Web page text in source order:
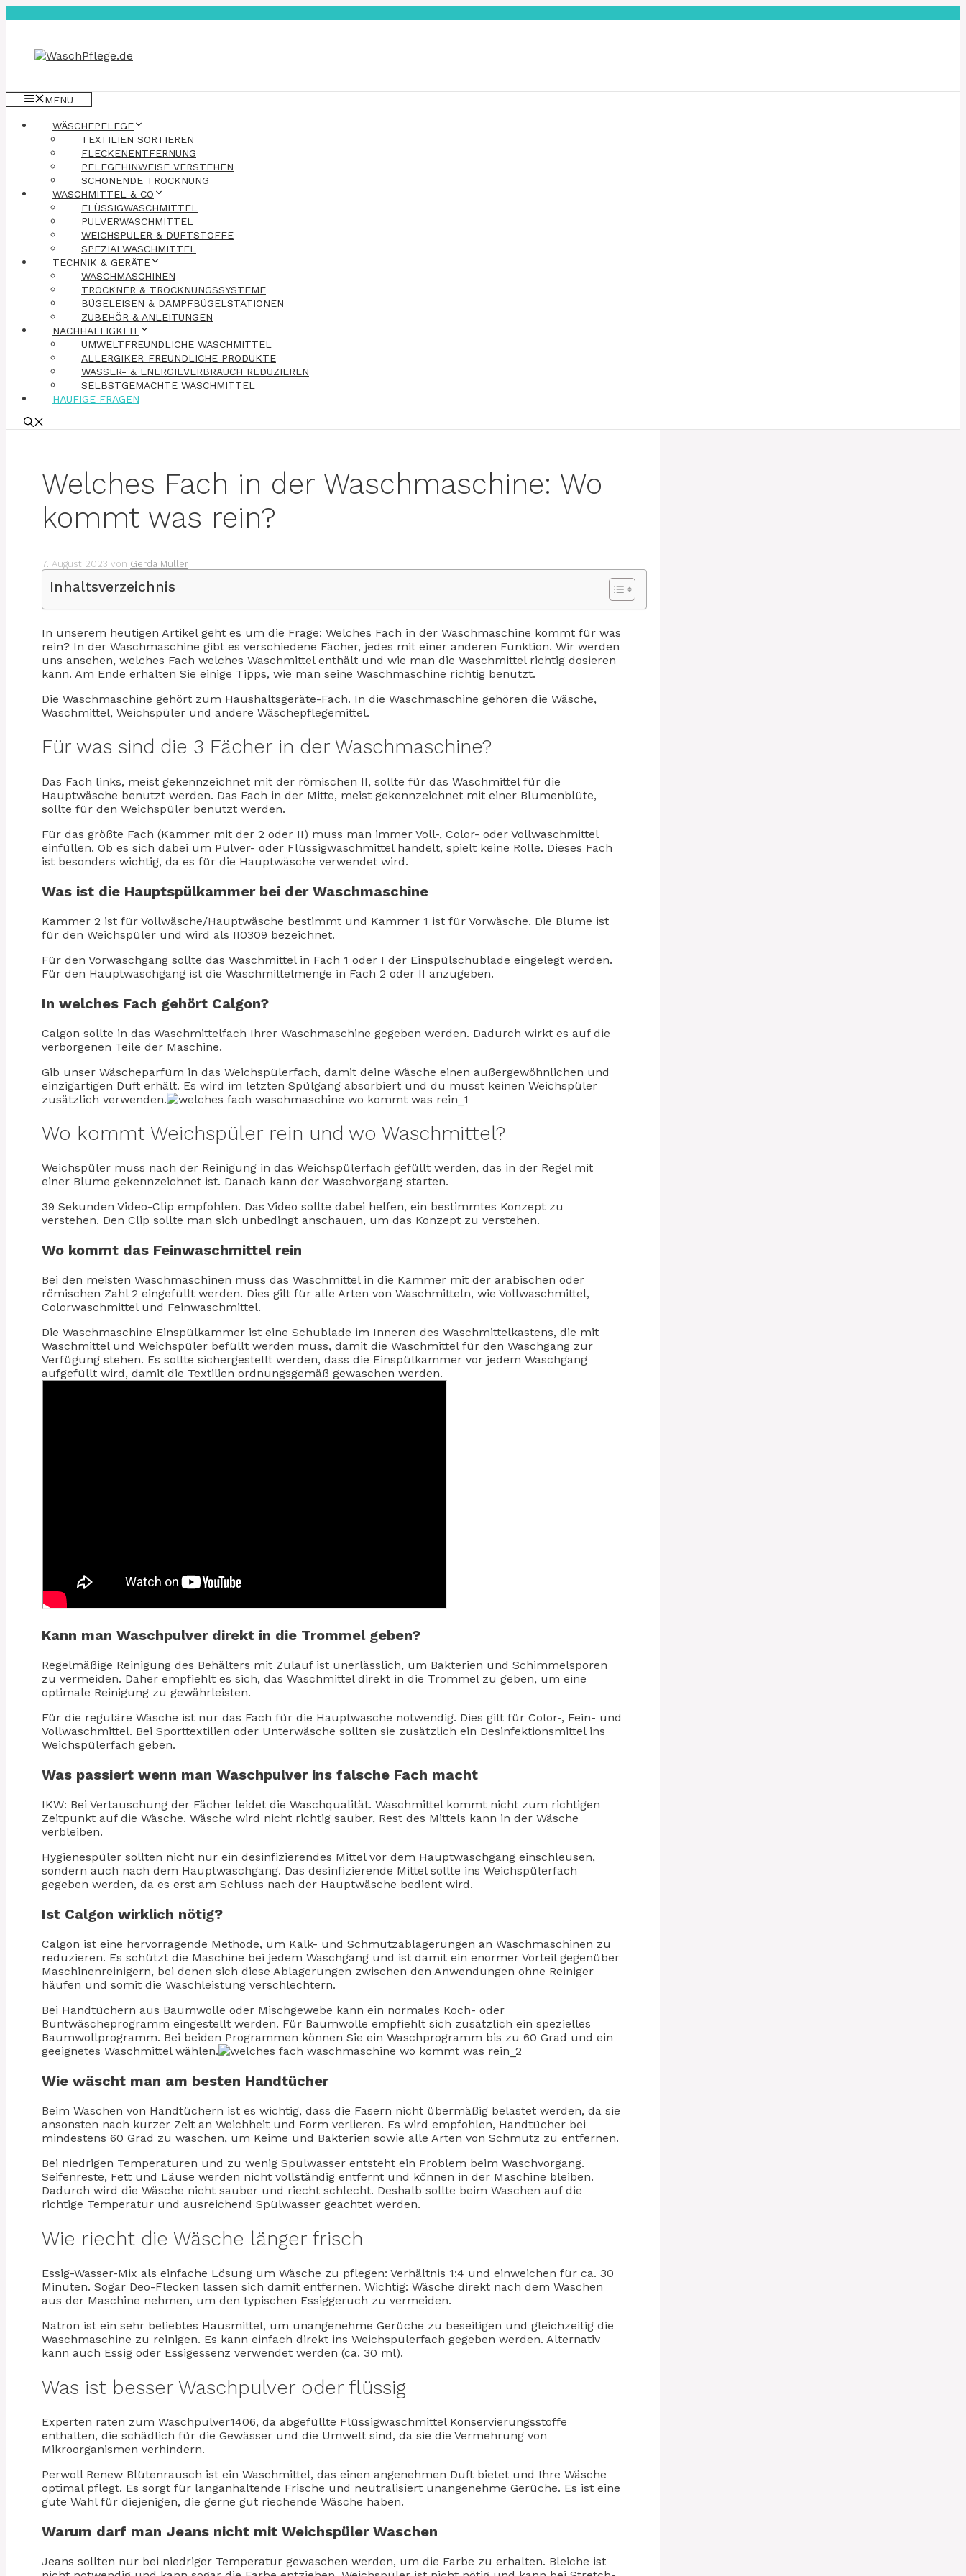
MENÜ
WÄSCHEPFLEGE
TEXTILIEN SORTIEREN
FLECKENENTFERNUNG
PFLEGEHINWEISE VERSTEHEN
SCHONENDE TROCKNUNG
WASCHMITTEL & CO
FLÜSSIGWASCHMITTEL
PULVERWASCHMITTEL
WEICHSPÜLER & DUFTSTOFFE
SPEZIALWASCHMITTEL
TECHNIK & GERÄTE
WASCHMASCHINEN
TROCKNER & TROCKNUNGSSYSTEME
BÜGELEISEN & DAMPFBÜGELSTATIONEN
ZUBEHÖR & ANLEITUNGEN
NACHHALTIGKEIT
UMWELTFREUNDLICHE WASCHMITTEL
ALLERGIKER-FREUNDLICHE PRODUKTE
WASSER- & ENERGIEVERBRAUCH REDUZIEREN
SELBSTGEMACHTE WASCHMITTEL
HÄUFIGE FRAGEN
Welches Fach in der Waschmaschine: Wo
kommt was rein?
7. August 2023 von Gerda Müller
Inhaltsverzeichnis
In unserem heutigen Artikel geht es um die Frage: Welches Fach in der Waschmaschine kommt für was
rein? In der Waschmaschine gibt es verschiedene Fächer, jedes mit einer anderen Funktion. Wir werden
uns ansehen, welches Fach welches Waschmittel enthält und wie man die Waschmittel richtig dosieren
kann. Am Ende erhalten Sie einige Tipps, wie man seine Waschmaschine richtig benutzt.
Die Waschmaschine gehört zum Haushaltsgeräte-Fach. In die Waschmaschine gehören die Wäsche,
Waschmittel, Weichspüler und andere Wäschepflegemittel.
Für was sind die 3 Fächer in der Waschmaschine?
Das Fach links, meist gekennzeichnet mit der römischen II, sollte für das Waschmittel für die
Hauptwäsche benutzt werden. Das Fach in der Mitte, meist gekennzeichnet mit einer Blumenblüte,
sollte für den Weichspüler benutzt werden.
Für das größte Fach (Kammer mit der 2 oder II) muss man immer Voll-, Color- oder Vollwaschmittel
einfüllen. Ob es sich dabei um Pulver- oder Flüssigwaschmittel handelt, spielt keine Rolle. Dieses Fach
ist besonders wichtig, da es für die Hauptwäsche verwendet wird.
Was ist die Hauptspülkammer bei der Waschmaschine
Kammer 2 ist für Vollwäsche/Hauptwäsche bestimmt und Kammer 1 ist für Vorwäsche. Die Blume ist
für den Weichspüler und wird als II0309 bezeichnet.
Für den Vorwaschgang sollte das Waschmittel in Fach 1 oder I der Einspülschublade eingelegt werden.
Für den Hauptwaschgang ist die Waschmittelmenge in Fach 2 oder II anzugeben.
In welches Fach gehört Calgon?
Calgon sollte in das Waschmittelfach Ihrer Waschmaschine gegeben werden. Dadurch wirkt es auf die
verborgenen Teile der Maschine.
Gib unser Wäscheparfüm in das Weichspülerfach, damit deine Wäsche einen außergewöhnlichen und
einzigartigen Duft erhält. Es wird im letzten Spülgang absorbiert und du musst keinen Weichspüler
zusätzlich verwenden.
Wo kommt Weichspüler rein und wo Waschmittel?
Weichspüler muss nach der Reinigung in das Weichspülerfach gefüllt werden, das in der Regel mit
einer Blume gekennzeichnet ist. Danach kann der Waschvorgang starten.
39 Sekunden Video-Clip empfohlen. Das Video sollte dabei helfen, ein bestimmtes Konzept zu
verstehen. Den Clip sollte man sich unbedingt anschauen, um das Konzept zu verstehen.
Wo kommt das Feinwaschmittel rein
Bei den meisten Waschmaschinen muss das Waschmittel in die Kammer mit der arabischen oder
römischen Zahl 2 eingefüllt werden. Dies gilt für alle Arten von Waschmitteln, wie Vollwaschmittel,
Colorwaschmittel und Feinwaschmittel.
Die Waschmaschine Einspülkammer ist eine Schublade im Inneren des Waschmittelkastens, die mit
Waschmittel und Weichspüler befüllt werden muss, damit die Waschmittel für den Waschgang zur
Verfügung stehen. Es sollte sichergestellt werden, dass die Einspülkammer vor jedem Waschgang
aufgefüllt wird, damit die Textilien ordnungsgemäß gewaschen werden.
Kann man Waschpulver direkt in die Trommel geben?
Regelmäßige Reinigung des Behälters mit Zulauf ist unerlässlich, um Bakterien und Schimmelsporen
zu vermeiden. Daher empfiehlt es sich, das Waschmittel direkt in die Trommel zu geben, um eine
optimale Reinigung zu gewährleisten.
Für die reguläre Wäsche ist nur das Fach für die Hauptwäsche notwendig. Dies gilt für Color-, Fein- und
Vollwaschmittel. Bei Sporttextilien oder Unterwäsche sollten sie zusätzlich ein Desinfektionsmittel ins
Weichspülerfach geben.
Was passiert wenn man Waschpulver ins falsche Fach macht
IKW: Bei Vertauschung der Fächer leidet die Waschqualität. Waschmittel kommt nicht zum richtigen
Zeitpunkt auf die Wäsche. Wäsche wird nicht richtig sauber, Rest des Mittels kann in der Wäsche
verbleiben.
Hygienespüler sollten nicht nur ein desinfizierendes Mittel vor dem Hauptwaschgang einschleusen,
sondern auch nach dem Hauptwaschgang. Das desinfizierende Mittel sollte ins Weichspülerfach
gegeben werden, da es erst am Schluss nach der Hauptwäsche bedient wird.
Ist Calgon wirklich nötig?
Calgon ist eine hervorragende Methode, um Kalk- und Schmutzablagerungen an Waschmaschinen zu
reduzieren. Es schützt die Maschine bei jedem Waschgang und ist damit ein enormer Vorteil gegenüber
Maschinenreinigern, bei denen sich diese Ablagerungen zwischen den Anwendungen ohne Reiniger
häufen und somit die Waschleistung verschlechtern.
Bei Handtüchern aus Baumwolle oder Mischgewebe kann ein normales Koch- oder
Buntwäscheprogramm eingestellt werden. Für Baumwolle empfiehlt sich zusätzlich ein spezielles
Baumwollprogramm. Bei beiden Programmen können Sie ein Waschprogramm bis zu 60 Grad und ein
geeignetes Waschmittel wählen.
Wie wäscht man am besten Handtücher
Beim Waschen von Handtüchern ist es wichtig, dass die Fasern nicht übermäßig belastet werden, da sie
ansonsten nach kurzer Zeit an Weichheit und Form verlieren. Es wird empfohlen, Handtücher bei
mindestens 60 Grad zu waschen, um Keime und Bakterien sowie alle Arten von Schmutz zu entfernen.
Bei niedrigen Temperaturen und zu wenig Spülwasser entsteht ein Problem beim Waschvorgang.
Seifenreste, Fett und Läuse werden nicht vollständig entfernt und können in der Maschine bleiben.
Dadurch wird die Wäsche nicht sauber und riecht schlecht. Deshalb sollte beim Waschen auf die
richtige Temperatur und ausreichend Spülwasser geachtet werden.
Wie riecht die Wäsche länger frisch
Essig-Wasser-Mix als einfache Lösung um Wäsche zu pflegen: Verhältnis 1:4 und einweichen für ca. 30
Minuten. Sogar Deo-Flecken lassen sich damit entfernen. Wichtig: Wäsche direkt nach dem Waschen
aus der Maschine nehmen, um den typischen Essiggeruch zu vermeiden.
Natron ist ein sehr beliebtes Hausmittel, um unangenehme Gerüche zu beseitigen und gleichzeitig die
Waschmaschine zu reinigen. Es kann einfach direkt ins Weichspülerfach gegeben werden. Alternativ
kann auch Essig oder Essigessenz verwendet werden (ca. 30 ml).
Was ist besser Waschpulver oder flüssig
Experten raten zum Waschpulver1406, da abgefüllte Flüssigwaschmittel Konservierungsstoffe
enthalten, die schädlich für die Gewässer und die Umwelt sind, da sie die Vermehrung von
Mikroorganismen verhindern.
Perwoll Renew Blütenrausch ist ein Waschmittel, das einen angenehmen Duft bietet und Ihre Wäsche
optimal pflegt. Es sorgt für langanhaltende Frische und neutralisiert unangenehme Gerüche. Es ist eine
gute Wahl für diejenigen, die gerne gut riechende Wäsche haben.
Warum darf man Jeans nicht mit Weichspüler Waschen
Jeans sollten nur bei niedriger Temperatur gewaschen werden, um die Farbe zu erhalten. Bleiche ist